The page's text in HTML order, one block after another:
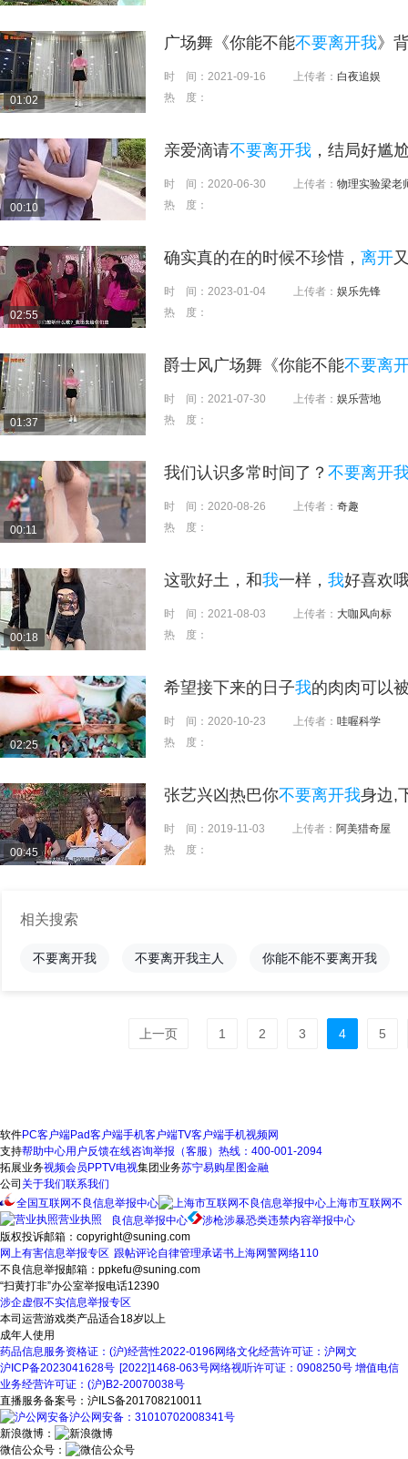
01:02
广场舞《你能不能不要离开我》
时 间： 2021-09-16 上传者： 白夜追娱
热 度：
00:10
亲爱滴请不要离开我 ，结局好尴
时 间： 2020-06-30 上传者： 物理实验梁老
热 度：
02:55
确实真的在的时候不珍惜， 离开
时 间： 2023-01-04 上传者： 娱乐先锋
热 度：
01:37
爵士风广场舞《你能不能不要离
时 间： 2021-07-30 上传者： 娱乐营地
热 度：
00:11
我们认识多常时间了？ 不要离开
时 间： 2020-08-26 上传者： 奇趣
热 度：
00:18
这歌好土，和我一样， 我好喜欢
时 间： 2021-08-03 上传者： 大咖风向标
热 度：
02:25
希望接下来的日子我的肉肉可以
时 间： 2020-10-23 上传者： 哇喔科学
热 度：
00:45
张艺兴凶热巴你不要离开我身边,
时 间： 2019-11-03 上传者： 阿美猎奇屋
热 度：
相关搜索
不要离开我 不要离开我主人 你能不能不要离开我
上一页 1 2 3 4 5
软件PC客户端Pad客户端手机客户端TV客户端手机视频网
支持帮助中心用户反馈在线咨询举报（客服）热线：400-001-2094
拓展业务视频会员 PPTV电视集团业务苏宁易购星图金融
公司 关于我们联系我们
全国互联网不良信息举报中心
上海市互联网不
良信息举报中心
涉枪涉暴恐类违禁内容举报中心
营业执照
版权投诉邮箱：copyright@suning.com
跟帖评论自律管理承诺书
网上有害信息举报专区
上海网警网络110
不良信息举报邮箱：ppkefu@suning.com
“扫黄打非”办公室举报电话12390
涉企虚假不实信息举报专区
本司运营游戏类产品适合18岁以上
成年人使用
药品信息服务资格证：(沪)经营性2022-0196 网络文化经营许可证：沪网文
[2022]1468-063号
沪ICP备2023041628号 网络视听许可证：0908250号 增值电信
业务经营许可证：(沪)B2-20070038号
直播服务备案号：沪ILS备201708210011
沪公网安备：31010702008341号
新浪微博：
微信公众号：